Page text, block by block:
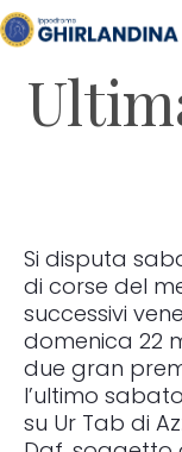
Si disputa
di corse del
successivi
domenica 22
due gran
l’ultimo
su Ur Tab di